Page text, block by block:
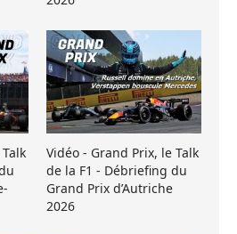
Vidéo - Grand Prix, le Talk
de la F1 - Débriefing du
Grand Prix d’Autriche
2026